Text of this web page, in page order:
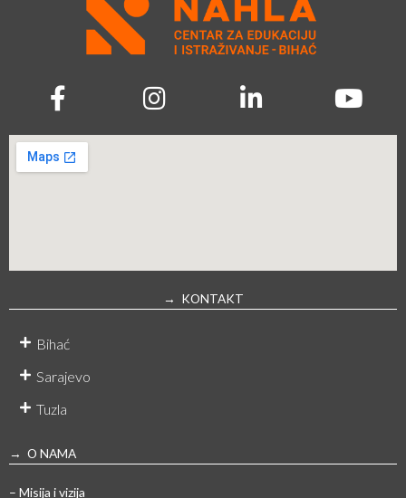
→ KONTAKT
Bihać
Sarajevo
Tuzla
→ O NAMA
– Misija i vizija